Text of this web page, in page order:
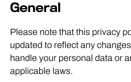
General
Please note that this privacy
updated to reflect any
handle your personal data or
applicable laws.